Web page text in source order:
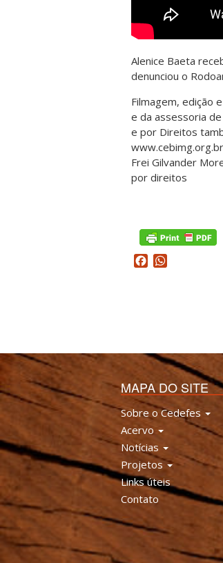
Alenice Baeta
denunciou o
Filmagem, edição
e da assessoria
e por Direitos
Frei Gilvander
por direitos
Facebook
MAPA DO SITE
Sobre o Cedefes
Acervo
Notícias
Projetos
Links úteis
Contato